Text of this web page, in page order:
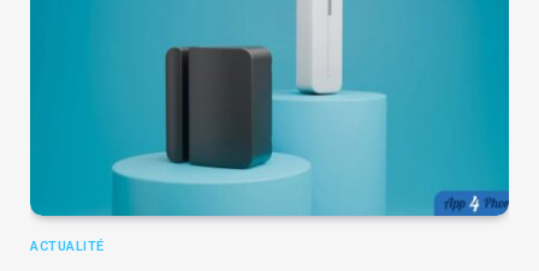
ACTUALITÉ